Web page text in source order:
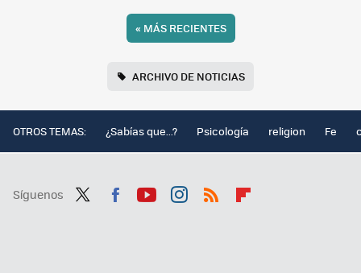
« MÁS RECIENTES
ARCHIVO DE NOTICIAS
OTROS TEMAS: ¿Sabías que...? Psicología religion Fe
Síguenos